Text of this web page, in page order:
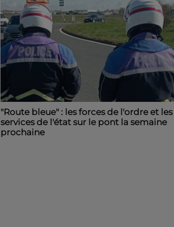
"Route bleue" : les forces de l'ordre et les
services de l'état sur le pont la semaine
prochaine